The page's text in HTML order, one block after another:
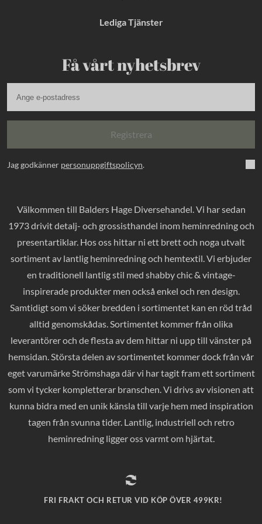
Lediga Tjänster
Få vårt nyhetsbrev
Registrera
Jag godkänner personuppgiftspolicyn.
Välkommen till Balders Hage Diversehandel. Vi har sedan
1973 drivit detalj- och grossisthandel inom heminredning och
presentartiklar. Hos oss hittar ni ett brett och noga utvalt
sortiment av lantlig heminredning och hemtextil. Vi erbjuder
en traditionell lantlig stil med shabby chic & vintage-
inspirerade produkter men också enkel och ren design.
Samtidigt som vi söker bredden i sortimentet kan en röd tråd
alltid genomskådas. Sortimentet kommer från olika
leverantörer och de flesta av dem hittar ni upp till vänster på
hemsidan. Största delen av sortimentet kommer dock från vår
eget varumärke Strömshaga där vi har tagit fram ett sortiment
som vi tycker kompletterar branschen. Vi drivs av visionen att
kunna bidra med en unik känsla till varje hem med inspiration
tagen från svunna tider. Lantlig, industriell och retro
heminredning ligger oss varmt om hjärtat.
FRI FRAKT OCH RETUR VID KÖP ÖVER 499KR!